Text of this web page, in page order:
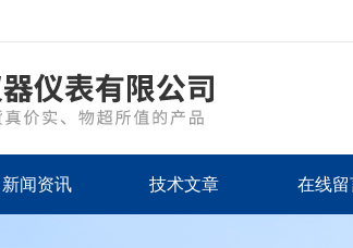
新闻资讯 技术文章 在线留